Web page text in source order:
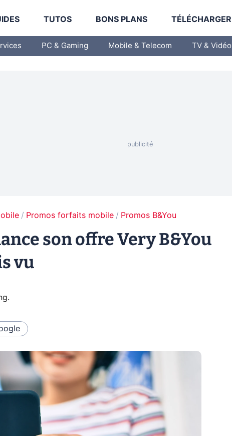
TUTOS BONS PLANS TÉLÉCHARGER
PC & Gaming Mobile & Telecom TV & Vidéo
Promos forfaits mobile Promos B&You
son offre Very B&You
vu
.